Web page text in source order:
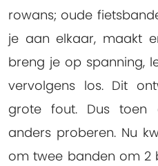
rowans; oude
je aan elkaar, maakt
breng je op spanning,
vervolgens los. Dit
grote fout. Dus toen
anders proberen. Nu
om twee banden om 2